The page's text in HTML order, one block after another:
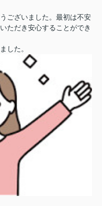
ございました。最初は不安
ただき安心することができ
した。